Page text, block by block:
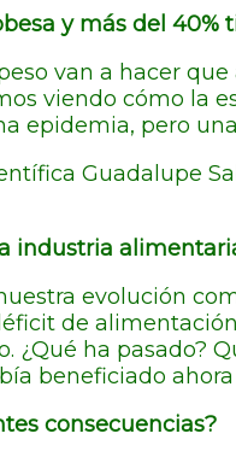
y más del 40%
van a hacer
viendo cómo la
epidemia, pero
Guadalupe
industria
evolución
de
¿Qué ha pasado?
beneficiado
consecuencias?